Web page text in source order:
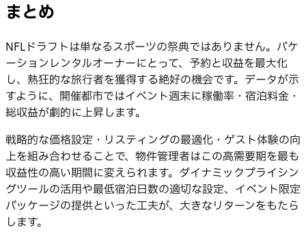
まとめ
NFLドラフトは単なるスポーツの祭典ではありません。バケ
ーションレンタルオーナーにとって、予約と収益を最大化
し、熱狂的な旅行者を獲得する絶好の機会です。データが示
すように、開催都市ではイベント週末に稼働率・宿泊料金・
総収益が劇的に上昇します。
戦略的な価格設定・リスティングの最適化・ゲスト体験の向
上を組み合わせることで、物件管理者はこの高需要期を最も
収益性の高い期間に変えられます。ダイナミックプライシン
グツールの活用や最低宿泊日数の適切な設定、イベント限定
パッケージの提供といった工夫が、大きなリターンをもたら
します。